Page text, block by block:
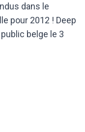
dans le
pour 2012 ! Deep
belge le 3